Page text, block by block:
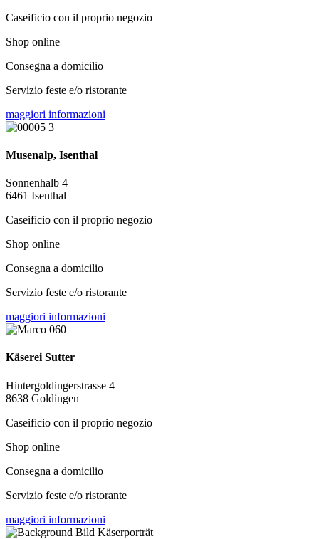
Caseificio con il proprio negozio
Shop online
Consegna a domicilio
Servizio feste e/o ristorante
maggiori informazioni
Musenalp, Isenthal
Sonnenhalb 4
6461 Isenthal
Caseificio con il proprio negozio
Shop online
Consegna a domicilio
Servizio feste e/o ristorante
maggiori informazioni
Käserei Sutter
Hintergoldingerstrasse 4
8638 Goldingen
Caseificio con il proprio negozio
Shop online
Consegna a domicilio
Servizio feste e/o ristorante
maggiori informazioni